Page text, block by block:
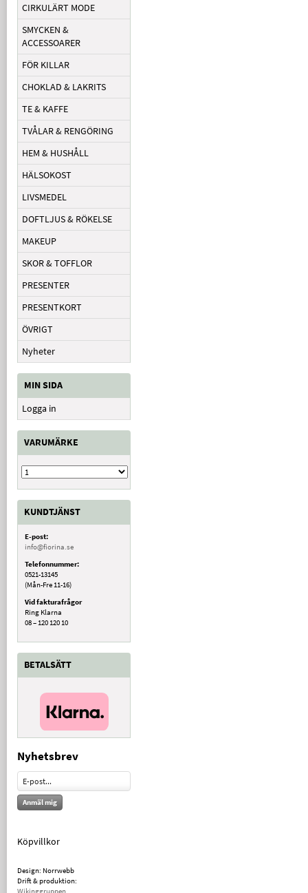
CIRKULÄRT MODE
SMYCKEN &
ACCESSOARER
FÖR KILLAR
CHOKLAD & LAKRITS
TE & KAFFE
TVÅLAR & RENGÖRING
HEM & HUSHÅLL
HÄLSOKOST
LIVSMEDEL
DOFTLJUS & RÖKELSE
MAKEUP
SKOR & TOFFLOR
PRESENTER
PRESENTKORT
ÖVRIGT
Nyheter
MIN SIDA
Logga in
VARUMÄRKE
KUNDTJÄNST
E-post:
info@fiorina.se
Telefonnummer:
0521-13145
(Mån-Fre 11-16)
Vid fakturafrågor
Ring Klarna
08 – 120 120 10
BETALSÄTT
Nyhetsbrev
Anmäl mig
Köpvillkor
Design: Norrwebb
Drift & produktion:
Wikinggruppen